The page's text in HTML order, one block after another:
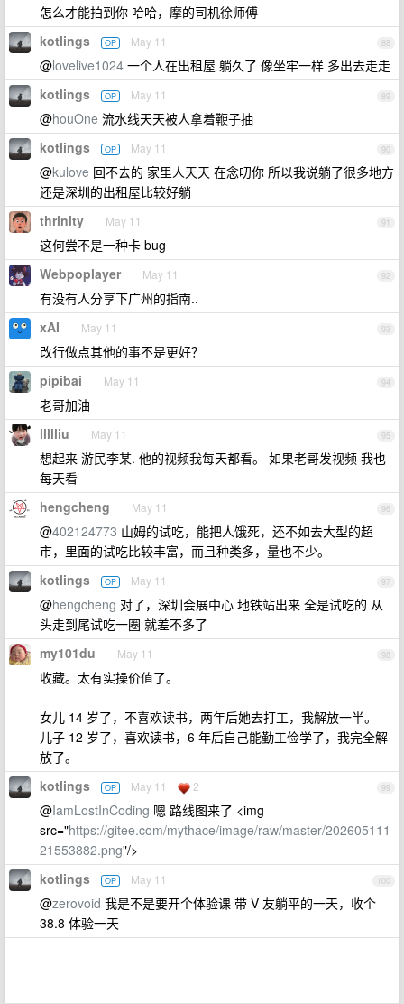
怎么才能拍到你 哈哈，摩的司机徐师傅
88
kotlings OP May 11
@lovelive1024 一个人在出租屋 躺久了 像坐牢一样 多出去走走
89
kotlings OP May 11
@houOne 流水线天天被人拿着鞭子抽
90
kotlings OP May 11
@kulove 回不去的 家里人天天 在念叨你 所以我说躺了很多地方
还是深圳的出租屋比较好躺
91
thrinity May 11
这何尝不是一种卡 bug
92
Webpoplayer May 11
有没有人分享下广州的指南..
93
xAI May 11
改行做点其他的事不是更好？
94
pipibai May 11
老哥加油
95
llllliu May 11
想起来 游民李某. 他的视频我每天都看。 如果老哥发视频 我也
每天看
96
hengcheng May 11
@402124773 山姆的试吃，能把人饿死，还不如去大型的超
市，里面的试吃比较丰富，而且种类多，量也不少。
97
kotlings OP May 11
@hengcheng 对了，深圳会展中心 地铁站出来 全是试吃的 从
头走到尾试吃一圈 就差不多了
98
my101du May 11
收藏。太有实操价值了。
女儿 14 岁了，不喜欢读书，两年后她去打工，我解放一半。
儿子 12 岁了，喜欢读书，6 年后自己能勤工俭学了，我完全解
放了。
99
kotlings OP May 11 2
@IamLostInCoding 嗯 路线图来了 <img
src="https://gitee.com/mythace/image/raw/master/202605111
21553882.png"/>
100
kotlings OP May 11
@zerovoid 我是不是要开个体验课 带 V 友躺平的一天，收个
38.8 体验一天